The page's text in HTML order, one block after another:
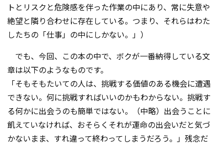
トとリスクと危険感を伴った作業の中にあり、常に失意や
絶望と隣り合わせに存在している。つまり、それらはわた
したちの「仕事」の中にしかない。」）
でも、今回、この本の中で、ボクが一番納得している文
章は以下のようなものです。
「そもそもたいての人は、挑戦する価値のある機会に遭遇
できない。何に挑戦すればいいのかもわからない。挑戦す
る何かに出会うのも簡単ではない。（中略）出会うことに
飢えていなければ、おそらくそれが運命の出会いだと気づ
かないまま、すれ違って終わってしまうだろう。」残念だ